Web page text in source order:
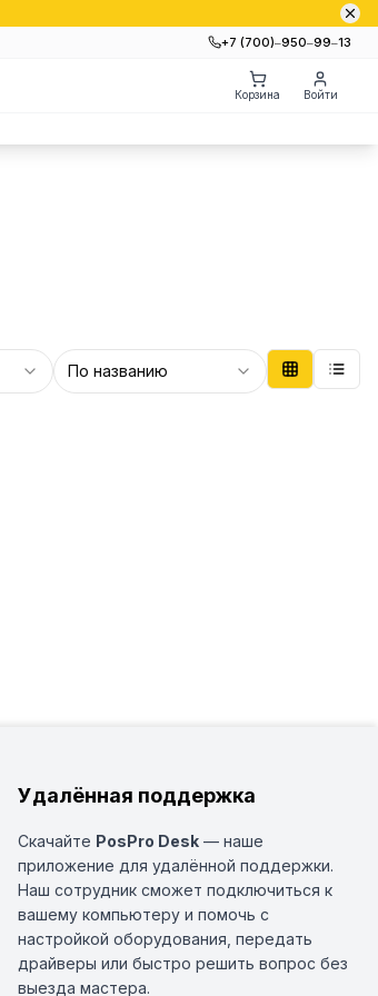
+7 (700)‒950‒99‒13
Корзина Войти
По названию
Удалённая поддержка
Скачайте PosPro Desk — наше
приложение для удалённой поддержки.
Наш сотрудник сможет подключиться к
вашему компьютеру и помочь с
настройкой оборудования, передать
драйверы или быстро решить вопрос без
выезда мастера.